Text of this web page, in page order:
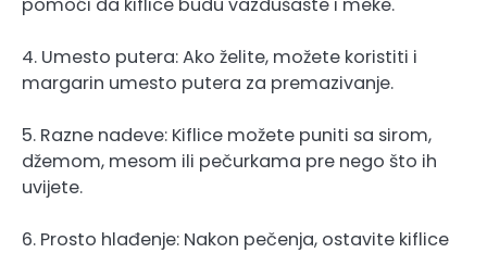
4. Umesto putera: Ako želite, možete koristiti i
margarin umesto putera za premazivanje.
5. Razne nadeve: Kiflice možete puniti sa sirom,
džemom, mesom ili pečurkama pre nego što ih
uvijete.
6. Prosto hlađenje: Nakon pečenja, ostavite kiflice